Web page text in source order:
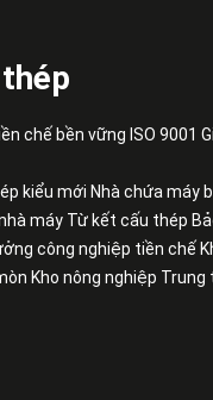
chế bền vững ISO 9001
kiểu mới Nhà chứa máy
máy Từ kết cấu thép
công nghiệp tiền chế
Kho nông nghiệp